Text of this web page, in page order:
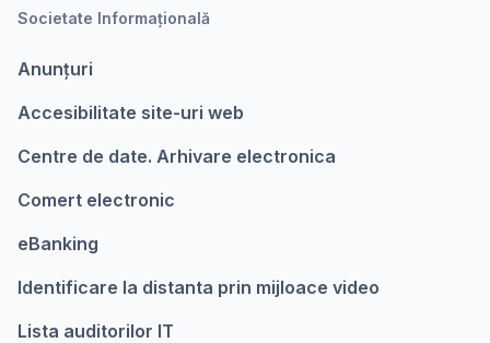
Societate Informațională
Anunțuri
Accesibilitate site-uri web
Centre de date. Arhivare electronica
Comert electronic
eBanking
Identificare la distanta prin mijloace video
Lista auditorilor IT